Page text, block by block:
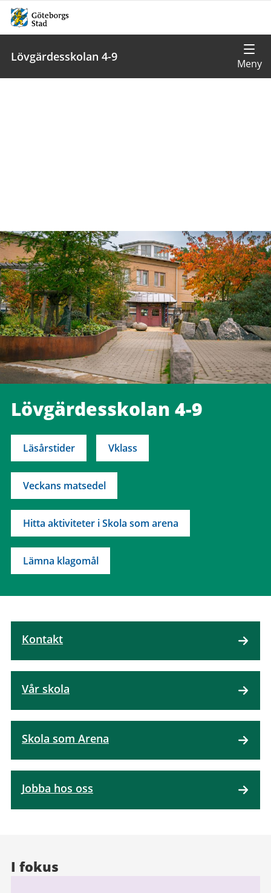
Lövgärdesskolan 4-9
Lövgärdesskolan 4-9
Läsårstider Vklass
Veckans matsedel
Hitta aktiviteter i Skola som arena
Lämna klagomål
Kontakt
Vår skola
Skola som Arena
Jobba hos oss
I fokus